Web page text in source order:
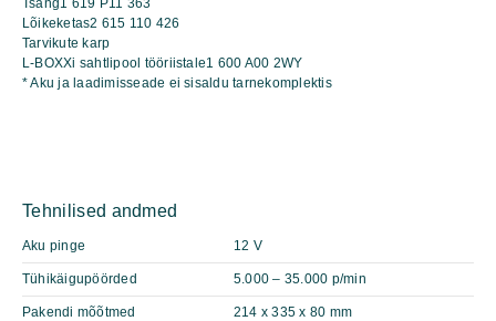
Lõikeketas2 615 110 426
Tarvikute karp
L-BOXXi sahtlipool tööriistale1 600 A00 2WY
* Aku ja laadimisseade ei sisaldu tarnekomplektis
Tehnilised andmed
Aku pinge 12 V
Tühikäigupöörded 5.000 – 35.000 p/min
Pakendi mõõtmed 214 x 335 x 80 mm